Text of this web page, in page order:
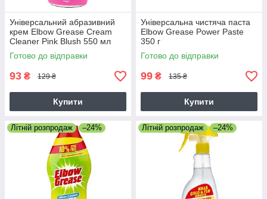
Універсальний абразивний
крем Elbow Grease Cream
Cleaner Pink Blush 550 мл
Готово до відправки
93 ₴ 129 ₴
Купити
Універсальна чистяча паста
Elbow Grease Power Paste
350 г
Готово до відправки
99 ₴ 135 ₴
Купити
Літній розпродаж –24% Літній розпродаж –24%